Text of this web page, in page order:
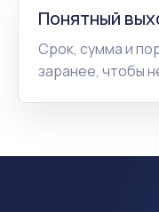
Понятный
Срок, сумма и
заранее, чтобы